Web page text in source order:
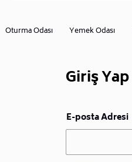
Oturma Odası Yemek Odası
Giriş Yap
E-posta Adresi